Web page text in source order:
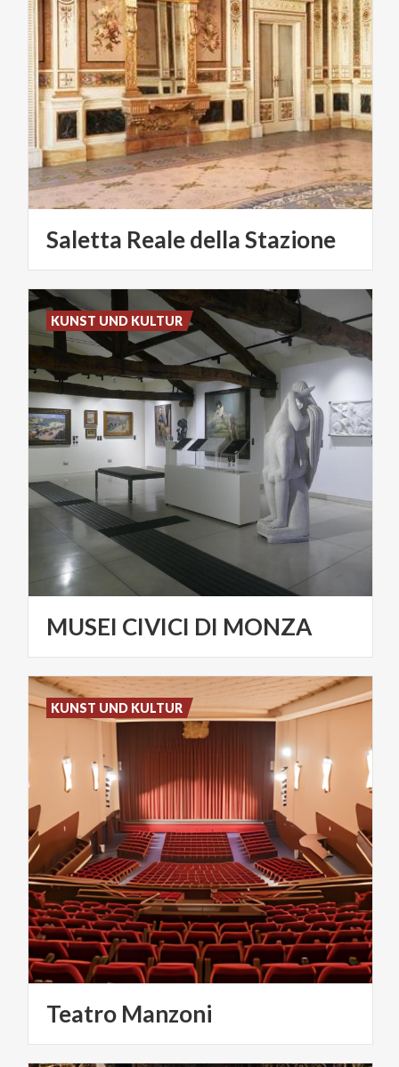
Saletta RealedellaStazione
MUSEI CIVICI DI MONZA
KUNST UND KULTUR
Teatro Manzoni
KUNST UND KULTUR